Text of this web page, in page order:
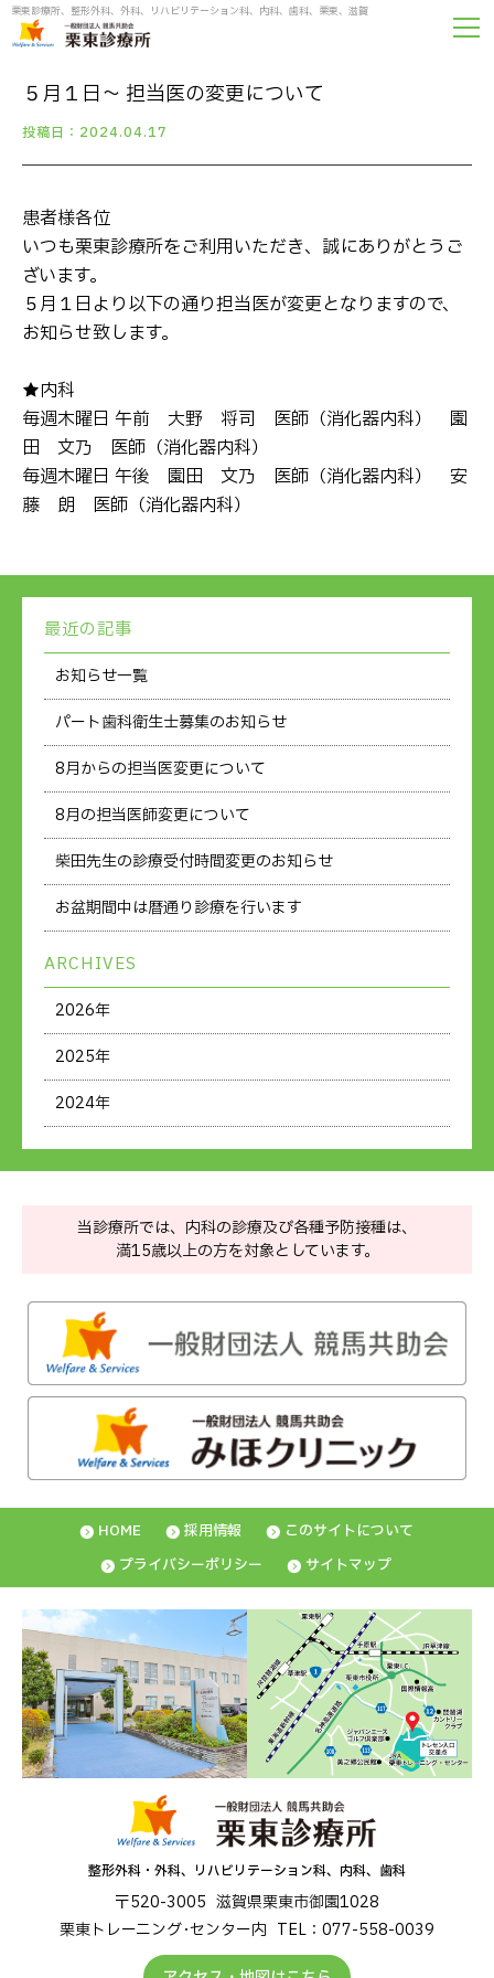
栗東診療所、整形外科、外科、リハビリテーション科、内科、歯科、栗東、滋賀
５月１日～ 担当医の変更について
投稿日：2024.04.17
患者様各位
いつも栗東診療所をご利用いただき、誠にありがとうご
ざいます。
５月１日より以下の通り担当医が変更となりますので、
お知らせ致します。
★内科
毎週木曜日 午前 大野 将司 医師（消化器内科）→ 園
田 文乃 医師（消化器内科）
毎週木曜日 午後 園田 文乃 医師（消化器内科）→ 安
藤 朗 医師（消化器内科）
最近の記事
お知らせ一覧
パート歯科衛生士募集のお知らせ
8月からの担当医変更について
8月の担当医師変更について
柴田先生の診療受付時間変更のお知らせ
お盆期間中は暦通り診療を行います
ARCHIVES
2026年
2025年
2024年
当診療所では、内科の診療及び各種予防接種は、
満15歳以上の方を対象としています。
HOME 採用情報
このサイトについて
プライバシーポリシー
サイトマップ
整形外科・外科、リハビリテーション科、内科、歯科
〒520-3005 滋賀県栗東市御園1028
栗東トレーニング･センター内 TEL：077-558-0039